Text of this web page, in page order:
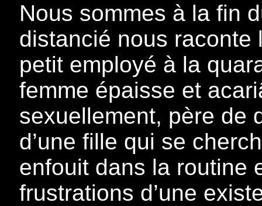
Nous sommes à la fin
distancié nous raconte
petit employé à la
femme épaisse et
sexuellement, père de
d’une fille qui se
enfouit dans la routine
frustrations d’une